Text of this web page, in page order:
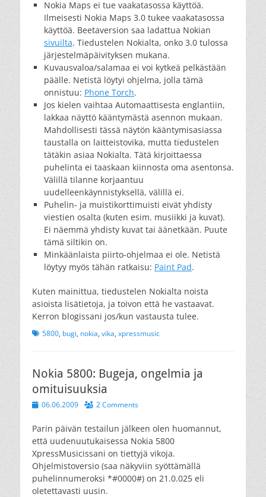
Nokia Maps ei tue vaakatasossa käyttöä.
Ilmeisesti Nokia Maps 3.0 tukee vaakatasossa
käyttöä. Beetaversion saa ladattua Nokian
sivuilta. Tiedustelen Nokialta, onko 3.0 tulossa
järjestelmäpäivityksen mukana.
Kuvausvaloa/salamaa ei voi kytkeä pelkästään
päälle. Netistä löytyi ohjelma, jolla tämä
onnistuu: Phone Torch.
Jos kielen vaihtaa Automaattisesta englantiin,
lakkaa näyttö kääntymästä asennon mukaan.
Mahdollisesti tässä näytön kääntymisasiassa
taustalla on laitteistovika, mutta tiedustelen
tätäkin asiaa Nokialta. Tätä kirjoittaessa
puhelinta ei taaskaan kiinnosta oma asentonsa.
Välillä tilanne korjaantuu
uudelleenkäynnistyksellä, välillä ei.
Puhelin- ja muistikorttimuisti eivät yhdisty
viestien osalta (kuten esim. musiikki ja kuvat).
Ei näemmä yhdisty kuvat tai äänetkään. Puute
tämä siltikin on.
Minkäänlaista piirto-ohjelmaa ei ole. Netistä
löytyy myös tähän ratkaisu: Paint Pad.
Kuten mainittua, tiedustelen Nokialta noista
asioista lisätietoja, ja toivon että he vastaavat.
Kerron blogissani jos/kun vastausta tulee.
Tags5800, bugi, nokia, vika, xpressmusic
Nokia 5800: Bugeja, ongelmia ja
omituisuuksia
Posted
06.06.2009 2 Comments
Parin päivän testailun jälkeen olen huomannut,
että uudenuutukaisessa Nokia 5800
XpressMusicissani on tiettyjä vikoja.
Ohjelmistoversio (saa näkyviin syöttämällä
puhelinnumeroksi *#0000#) on 21.0.025 eli
oletettavasti uusin.